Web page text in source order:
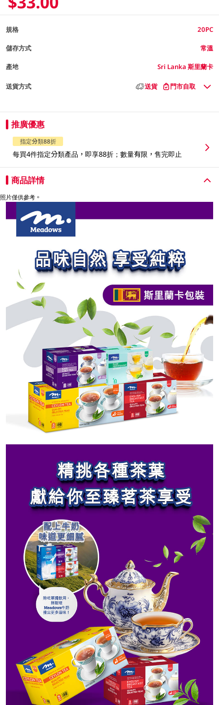
規格 20PC
儲存方式 常溫
產地 Sri Lanka 斯里蘭卡
送貨方式 送貨 門市自取
推廣優惠
指定分類88折
每買4件指定分類產品，即享88折；數量有限，售完即止
商品詳情
照片僅供參考。